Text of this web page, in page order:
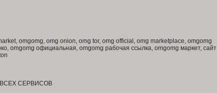
omgomg, omg onion, omg tor, omg official, omg marketplace, omgomg
omgomg официальная, omgomg рабочая ссылка, omgomg маркет, сайт
СЕРВИСОВ